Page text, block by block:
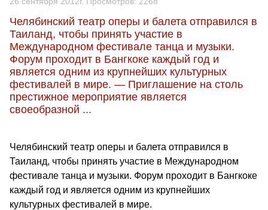
Челябинский театр оперы и балета отправился в
Таиланд, чтобы принять участие в
Международном фестивале танца и музыки.
Форум проходит в Бангкоке каждый год и
является одним из крупнейших культурных
фестивалей в мире. — Приглашение на столь
престижное мероприятие является
своеобразной ...
Челябинский театр оперы и балета отправился в
Таиланд, чтобы принять участие в Международном
фестивале танца и музыки. Форум проходит в Бангкоке
каждый год и является одним из крупнейших
культурных фестивалей в мире.